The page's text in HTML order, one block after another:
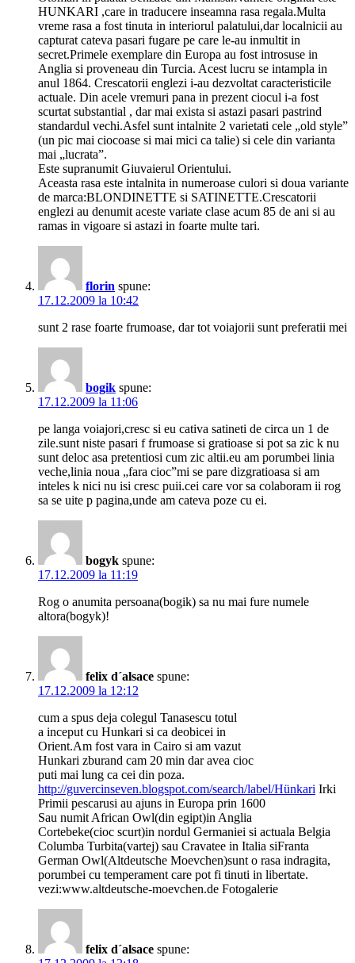
HUNKARI ,care in traducere inseamna rasa regala.Multa
vreme rasa a fost tinuta in interiorul palatului,dar localnicii au
capturat cateva pasari fugare pe care le-au inmultit in
secret.Primele exemplare din Europa au fost introsuse in
Anglia si proveneau din Turcia. Acest lucru se intampla in
anul 1864. Crescatorii englezi i-au dezvoltat caracteristicile
actuale. Din acele vremuri pana in prezent ciocul i-a fost
scurtat substantial , dar mai exista si astazi pasari pastrind
standardul vechi.Asfel sunt intalnite 2 varietati cele „old style”
(un pic mai ciocoase si mai mici ca talie) si cele din varianta
mai „lucrata”.
Este supranumit Giuvaierul Orientului.
Aceasta rasa este intalnita in numeroase culori si doua variante
de marca:BLONDINETTE si SATINETTE.Crescatorii
englezi au denumit aceste variate clase acum 85 de ani si au
ramas in vigoare si astazi in foarte multe tari.
florin spune:
17.12.2009 la 10:42
sunt 2 rase foarte frumoase, dar tot voiajorii sunt preferatii mei
bogik spune:
17.12.2009 la 11:06
pe langa voiajori,cresc si eu cativa satineti de circa un 1 de
zile.sunt niste pasari f frumoase si gratioase si pot sa zic k nu
sunt deloc asa pretentiosi cum zic altii.eu am porumbei linia
veche,linia noua „fara cioc”mi se pare dizgratioasa si am
inteles k nici nu isi cresc puii.cei care vor sa colaboram ii rog
sa se uite p pagina,unde am cateva poze cu ei.
bogyk spune:
17.12.2009 la 11:19
Rog o anumita persoana(bogik) sa nu mai fure numele
altora(bogyk)!
felix d´alsace spune:
17.12.2009 la 12:12
cum a spus deja colegul Tanasescu totul
a inceput cu Hunkari si ca deobicei in
Orient.Am fost vara in Cairo si am vazut
Hunkari zburand cam 20 min dar avea cioc
puti mai lung ca cei din poza.
http://guvercinseven.blogspot.com/search/label/Hünkari Irki
Primii pescarusi au ajuns in Europa prin 1600
Sau numit African Owl(din egipt)in Anglia
Cortebeke(cioc scurt)in nordul Germaniei si actuala Belgia
Columba Turbita(vartej) sau Cravatee in Italia siFranta
German Owl(Altdeutsche Moevchen)sunt o rasa indragita,
porumbei cu temperament care pot fi tinuti in libertate.
vezi:www.altdeutsche-moevchen.de Fotogalerie
felix d´alsace spune: